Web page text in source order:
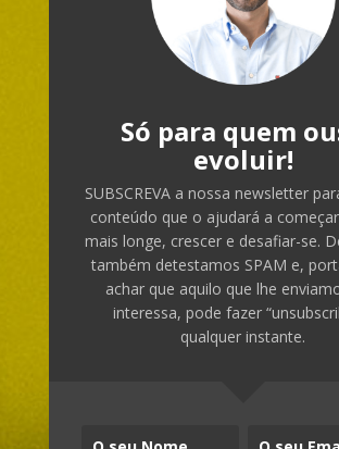
Só para quem
evoluir!
SUBSCREVA a nossa newsletter
conteúdo que o ajudará a
mais longe, crescer e desafiar-se.
também detestamos SPAM e,
achar que aquilo que lhe
interessa, pode fazer
qualquer instante.